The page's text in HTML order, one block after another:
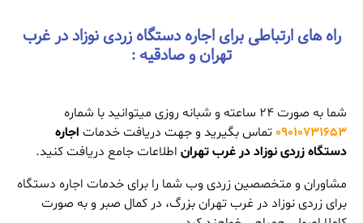
راه های ارتباطی برای اجاره دستگاه زردی نوزاد در غرب
تهران و صادقیه :
شما به صورت 24 ساعته و شبانه روزی میتوانید با شماره
09010731653 تماس بگیرید و جهت دریافت خدمات اجاره
دستگاه زردی نوزاد در غرب تهران اطلاعات جامع دریافت کنید.
مشاوران و متخصصین زردی وب شما را برای خدمات اجاره دستگاه
برای زردی نوزاد در غرب تهران بزرگ، در کمال صبر و به صورت